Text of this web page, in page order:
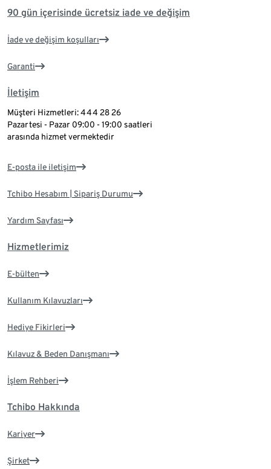
90 gün içerisinde ücretsiz iade ve değişim
İade ve değişim koşulları
Garanti
İletişim
Müşteri Hizmetleri: 444 28 26
Pazartesi - Pazar 09:00 - 19:00 saatleri
arasında hizmet vermektedir
E-posta ile iletişim
Tchibo Hesabım | Sipariş Durumu
Yardım Sayfası
Hizmetlerimiz
E-bülten
Kullanım Kılavuzları
Hediye Fikirleri
Kılavuz & Beden Danışmanı
İşlem Rehberi
Tchibo Hakkında
Kariyer
Şirket